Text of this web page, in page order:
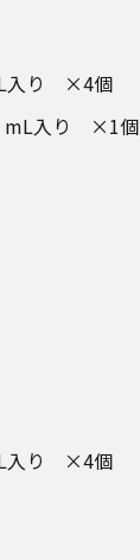
入り ×4個
mL入り ×1個
入り ×4個